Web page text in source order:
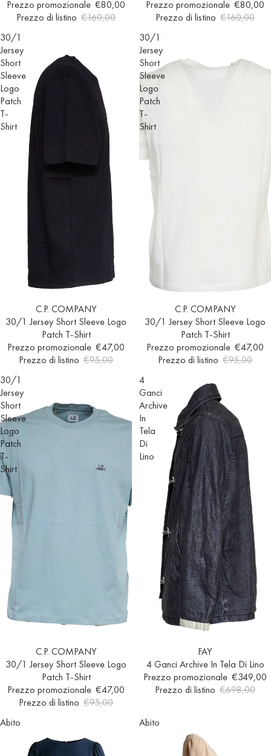
Prezzo promozionale €80,00
Prezzo di listino €160,00
Prezzo promozionale €80,00
Prezzo di listino €160,00
30/1
Jersey
Short
Sleeve
Logo
Patch
T-
Shirt
C.P. COMPANY
30/1 Jersey Short Sleeve Logo
Patch T-Shirt
Prezzo promozionale €47,00
Prezzo di listino €95,00
30/1
Jersey
Short
Sleeve
Logo
Patch
T-
Shirt
C.P. COMPANY
30/1 Jersey Short Sleeve Logo
Patch T-Shirt
Prezzo promozionale €47,00
Prezzo di listino €95,00
30/1
Jersey
Short
Sleeve
Logo
Patch
T-
Shirt
C.P. COMPANY
30/1 Jersey Short Sleeve Logo
Patch T-Shirt
Prezzo promozionale €47,00
Prezzo di listino €95,00
4
Ganci
Archive
In
Tela
Di
Lino
FAY
4 Ganci Archive In Tela Di Lino
Prezzo promozionale €349,00
Prezzo di listino €698,00
Abito Abito